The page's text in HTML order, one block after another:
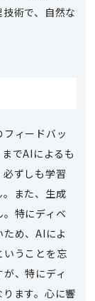
術で、自然な
ィードバッ
でAIによるも
ずしも学習
。また、生成
特にディベ
め、AIによ
いうことを忘
、特にディ
ます。心に響